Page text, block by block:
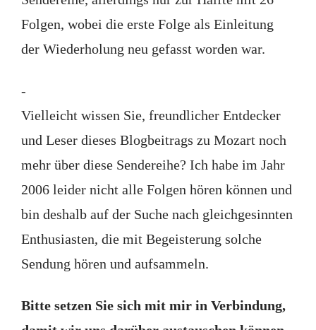
Folgen, wobei die erste Folge als Einleitung
der Wiederholung neu gefasst worden war.
-
Vielleicht wissen Sie, freundlicher Entdecker
und Leser dieses Blogbeitrags zu Mozart noch
mehr über diese Sendereihe? Ich habe im Jahr
2006 leider nicht alle Folgen hören können und
bin deshalb auf der Suche nach gleichgesinnten
Enthusiasten, die mit Begeisterung solche
Sendung hören und aufsammeln.
Bitte setzen Sie sich mit mir in Verbindung,